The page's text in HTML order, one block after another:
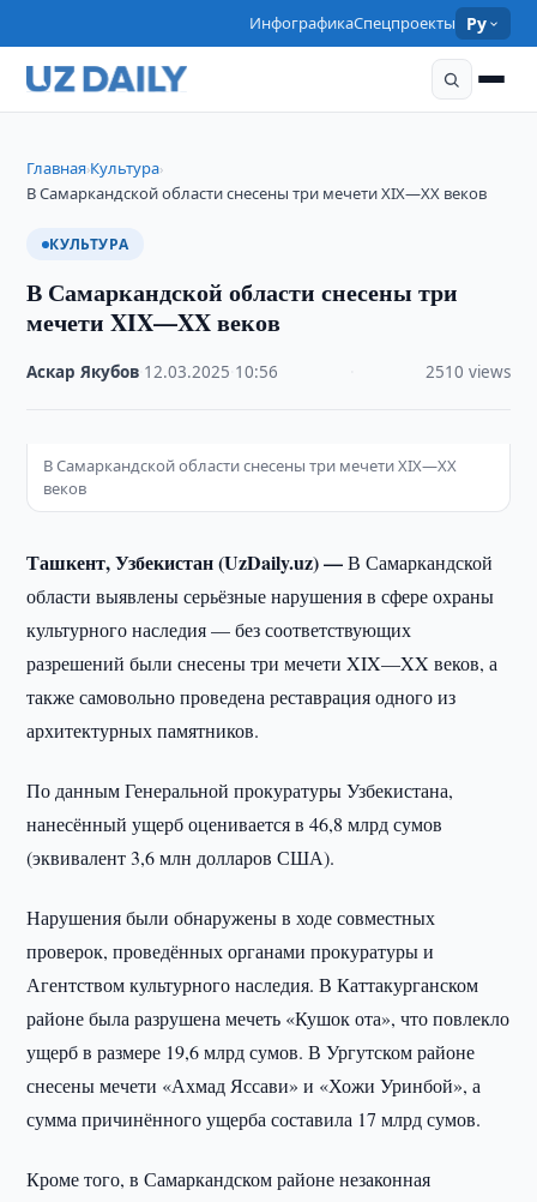
ИнфографикаСпецпроекты Ру
Главная›Культура›
В Самаркандской области снесены три мечети XIX—XX веков
КУЛЬТУРА
В Самаркандской области снесены три
мечети XIX—XX веков
Аскар Якубов 12.03.2025 10:56 2510 views
В Самаркандской области снесены три мечети XIX—XX
веков
Ташкент, Узбекистан (UzDaily.uz) —В Самаркандской
области выявлены серьёзные нарушения в сфере охраны
культурного наследия — без соответствующих
разрешений были снесены три мечети XIX—XX веков, а
также самовольно проведена реставрация одного из
архитектурных памятников.
По данным Генеральной прокуратуры Узбекистана,
нанесённый ущерб оценивается в 46,8 млрд сумов
(эквивалент 3,6 млн долларов США).
Нарушения были обнаружены в ходе совместных
проверок, проведённых органами прокуратуры и
Агентством культурного наследия. В Каттакурганском
районе была разрушена мечеть «Кушок ота», что повлекло
ущерб в размере 19,6 млрд сумов. В Ургутском районе
снесены мечети «Ахмад Яссави» и «Хожи Уринбой», а
сумма причинённого ущерба составила 17 млрд сумов.
Кроме того, в Самаркандском районе незаконная